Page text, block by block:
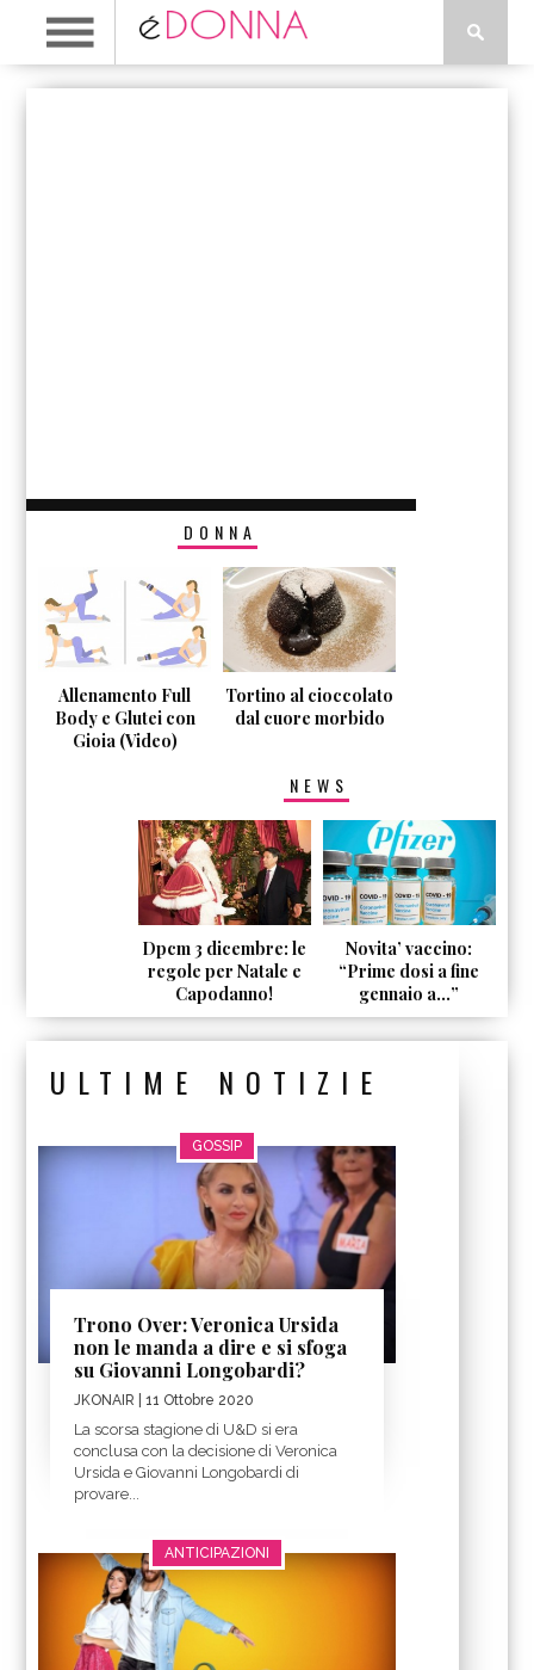
DONNA
Allenamento Full
Body e Glutei con
Gioia (Video)
Tortino al cioccolato
dal cuore morbido
NEWS
Dpcm 3 dicembre: le
regole per Natale e
Capodanno!
Novita’ vaccino:
“Prime dosi a fine
gennaio a…”
ULTIME NOTIZIE
GOSSIP
Trono Over: Veronica Ursida
non le manda a dire e si sfoga
su Giovanni Longobardi?
JKONAIR | 11 Ottobre 2020
La scorsa stagione di U&D si era
conclusa con la decisione di Veronica
Ursida e Giovanni Longobardi di
provare...
ANTICIPAZIONI